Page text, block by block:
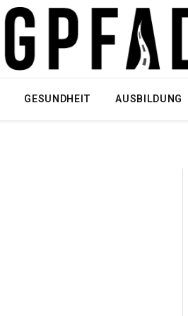
GESUNDHEIT AUSBILDUNG